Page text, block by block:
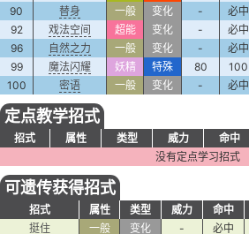
90
替身 一般 变化 - 必中
92
戏法空间 超能 变化 - 必中
96
自然之力 一般 变化 - 必中
99
魔法闪耀 妖精 特殊 80 100
100
密语 一般 变化 - 必中
定点教学招式
招式 属性 类型 威力 命中
没有定点学习招式
可遗传获得招式
招式 属性 类型 威力 命中
挺住
一般 变化 - 必中